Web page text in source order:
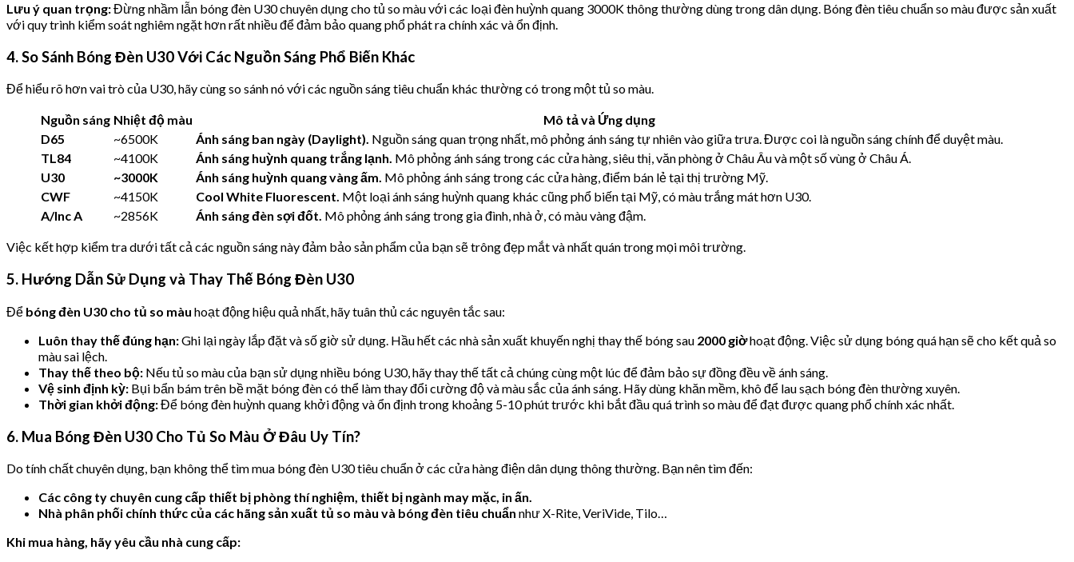
Lưu ý quan trọng:Đừng nhầm lẫn bóng đèn U30 chuyên dụng cho tủ so màu với các loại đèn huỳnh quang 3000K thông thường dùng trong dân dụng. Bóng đèn tiêu chuẩn so màu được sản xuất
với quy trình kiểm soát nghiêm ngặt hơn rất nhiều để đảm bảo quang phổ phát ra chính xác và ổn định.
4. So Sánh Bóng Đèn U30 Với Các Nguồn Sáng Phổ Biến Khác
Để hiểu rõ hơn vai trò của U30, hãy cùng so sánh nó với các nguồn sáng tiêu chuẩn khác thường có trong một tủ so màu.
Nguồn sáng Nhiệt độ màu
Mô tả và Ứng dụng
D65
~6500K Ánh sáng ban ngày (Daylight). Nguồn sáng quan trọng nhất, mô phỏng ánh sáng tự nhiên vào giữa trưa. Được coi là nguồn sáng chính để duyệt màu.
TL84
~4100K Ánh sáng huỳnh quang trắng lạnh. Mô phỏng ánh sáng trong các cửa hàng, siêu thị, văn phòng ở Châu Âu và một số vùng ở Châu Á.
U30
~3000K Ánh sáng huỳnh quang vàng ấm. Mô phỏng ánh sáng trong các cửa hàng, điểm bán lẻ tại thị trường Mỹ.
CWF
~4150K Cool White Fluorescent. Một loại ánh sáng huỳnh quang khác cũng phổ biến tại Mỹ, có màu trắng mát hơn U30.
A/Inc A
~2856K Ánh sáng đèn sợi đốt. Mô phỏng ánh sáng trong gia đình, nhà ở, có màu vàng đậm.
Việc kết hợp kiểm tra dưới tất cả các nguồn sáng này đảm bảo sản phẩm của bạn sẽ trông đẹp mắt và nhất quán trong mọi môi trường.
5. Hướng Dẫn Sử Dụng và Thay Thế Bóng Đèn U30
Để bóng đèn U30 cho tủ so màu hoạt động hiệu quả nhất, hãy tuân thủ các nguyên tắc sau:
Luôn thay thế đúng hạn:Ghi lại ngày lắp đặt và số giờ sử dụng. Hầu hết các nhà sản xuất khuyến nghị thay thế bóng sau 2000 giờhoạt động. Việc sử dụng bóng quá hạn sẽ cho kết quả so
màu sai lệch.
Thay thế theo bộ: Nếu tủ so màu của bạn sử dụng nhiều bóng U30, hãy thay thế tất cả chúng cùng một lúc để đảm bảo sự đồng đều về ánh sáng.
Vệ sinh định kỳ: Bụi bẩn bám trên bề mặt bóng đèn có thể làm thay đổi cường độ và màu sắc của ánh sáng. Hãy dùng khăn mềm, khô để lau sạch bóng đèn thường xuyên.
Thời gian khởi động:Để bóng đèn huỳnh quang khởi động và ổn định trong khoảng 5-10 phút trước khi bắt đầu quá trình so màu để đạt được quang phổ chính xác nhất.
6. Mua Bóng Đèn U30 Cho Tủ So Màu Ở Đâu Uy Tín?
Do tính chất chuyên dụng, bạn không thể tìm mua bóng đèn U30 tiêu chuẩn ở các cửa hàng điện dân dụng thông thường. Bạn nên tìm đến:
Các công ty chuyên cung cấp thiết bị phòng thí nghiệm, thiết bị ngành may mặc, in ấn.
Nhà phân phối chính thức của các hãng sản xuất tủ so màu và bóng đèn tiêu chuẩn như X-Rite, VeriVide, Tilo…
Khi mua hàng, hãy yêu cầu nhà cung cấp: